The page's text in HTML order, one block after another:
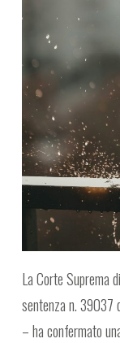
La Corte Suprema
sentenza n. 39037
– ha confermato